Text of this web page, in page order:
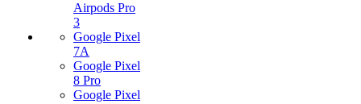
Airpods Pro
3
Google Pixel
7А
Google Pixel
8 Pro
Google Pixel